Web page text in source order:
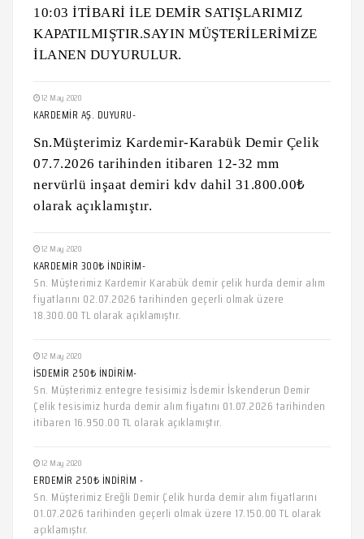
10:03 İTİBARİ İLE DEMİR SATIŞLARIMIZ
KAPATILMIŞTIR.SAYIN MÜŞTERİLERİMİZE
İLANEN DUYURULUR.
12 May 2020
KARDEMİR AŞ. DUYURU-
Sn.Müşterimiz Kardemir-Karabük Demir Çelik
07.7.2026 tarihinden itibaren 12-32 mm
nervürlü inşaat demiri kdv dahil 31.800.00₺
olarak açıklamıştır.
12 May 2020
KARDEMİR 300₺ İNDİRİM-
Sn. Müşterimiz Kardemir Karabük demir çelik hurda demir alım
fiyatlarını 02.07.2026 tarihinden geçerli olmak üzere
18.300.00 TL olarak açıklamıştır.
12 May 2020
İSDEMİR 250₺ İNDİRİM-
Sn. Müşterimiz entegre tesisimiz İsdemir İskenderun Demir
Çelik tesisimiz hurda demir alım fiyatını 01.07.2026 tarihinden
itibaren 16.950.00 TL olarak açıklamıştır.
12 May 2020
ERDEMİR 250₺ İNDİRİM -
Sn. Müşterimiz Ereğli Demir Çelik hurda demir alım fiyatlarını
01.07.2026 tarihinden geçerli olmak üzere 17.150.00 TL olarak
açıklamıştır.